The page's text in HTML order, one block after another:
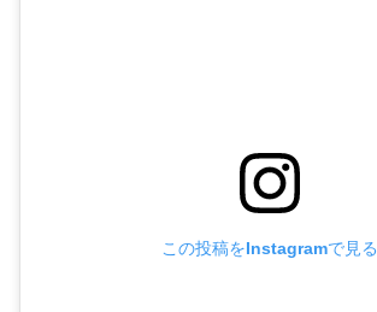
この投稿をInstagramで見る